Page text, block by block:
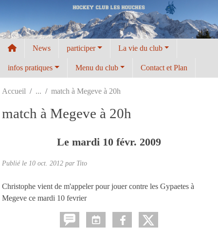
News participer La vie du club
infos pratiques Menu du club Contact et Plan
Accueil match à Megeve à 20h
match à Megeve à 20h
Le mardi 10 févr. 2009
Publié le 10 oct. 2012 par Tito
Christophe vient de m'appeler pour jouer contre les Gypaetes à
Megeve ce mardi 10 fevrier
Panneau de gestion des cookies